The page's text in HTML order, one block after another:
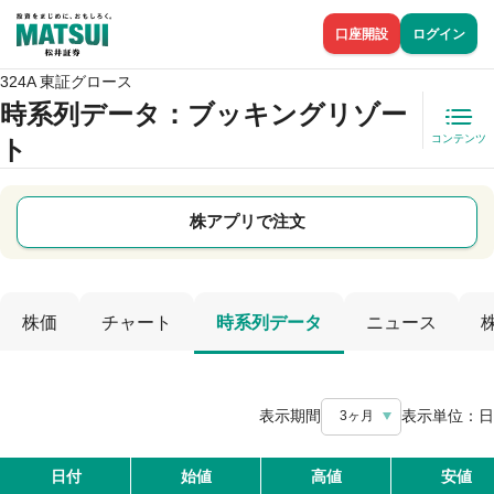
口座開設 ログイン
324A 東証グロース
時系列データ ：ブッキングリゾー
ト
コンテンツ
株アプリで注文
株価 チャート 時系列データ ニュース
表示期間 3ヶ月 表示単位： 日
日付 始値 高値 安値